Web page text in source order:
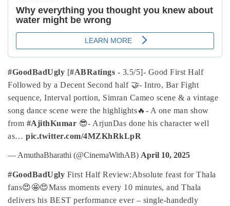
#GoodBadUgly [#ABRatings - 3.5/5]- Good First Half
Followed by a Decent Second half 🤝- Intro, Bar Fight
sequence, Interval portion, Simran Cameo scene & a vintage
song dance scene were the highlights🔥 - A one man show
from #AjithKumar 😎- ArjunDas done his character well
as… pic.twitter.com/4MZKhRkLpR
— AmuthaBharathi (@CinemaWithAB) April 10, 2025
#GoodBadUgly First Half Review:Absolute feast for Thala
fans😍🤩😍Mass moments every 10 minutes, and Thala
delivers his BEST performance ever – single-handedly